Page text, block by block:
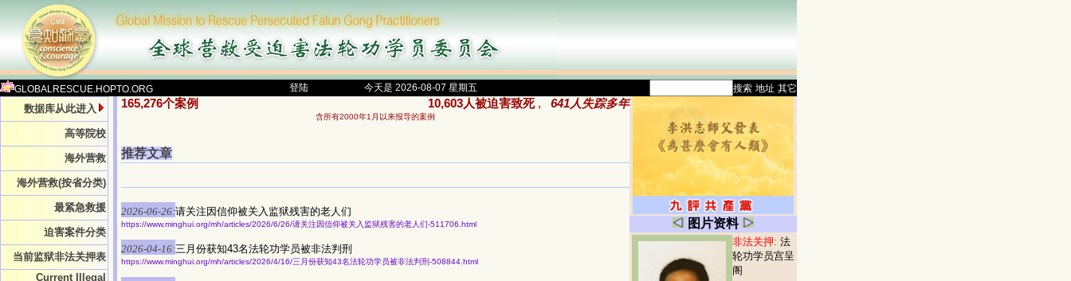
GLOBALRESCUE.HOPTO.ORG 登陆 今天是 2026-08-07 星期五 搜索 地址 其它
数据库从此进入
高等院校
海外营救
海外营救(按省分类)
最紧急救援
迫害案件分类
当前监狱非法关押表
Current Illegal
165,276个案例 10,603人被迫害致死 , 641人失踪多年
含所有2000年1月以来报导的案例
推荐文章
2026-06-26:请关注因信仰被关入监狱残害的老人们
https://www.minghui.org/mh/articles/2026/6/26/请关注因信仰被关入监狱残害的老人们-511706.html
2026-04-16:三月份获知43名法轮功学员被非法判刑
https://www.minghui.org/mh/articles/2026/4/16/三月份获知43名法轮功学员被非法判刑-508844.html
图片资料
非法关押: 法
轮功学员宫呈
阁